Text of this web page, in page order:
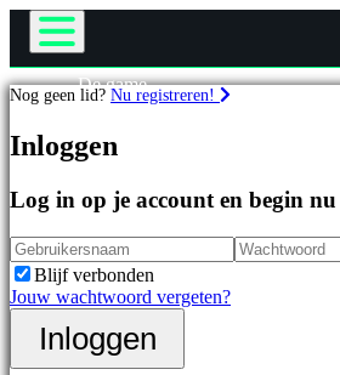
Uitgelichte
games
Nieuwe
uitgaven
Gratis
te
spelen
Categorieën
De game
Gameplay
Nieuws
Handleidingen
Ondersteuning
Forums
Winkel
Registreren
Nog geen lid? Nu registreren!
Inloggen
Log in op je account en begin nu
Blijf verbonden
Jouw wachtwoord vergeten?
Inloggen